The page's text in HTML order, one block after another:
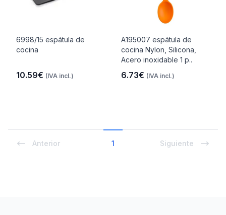
6998/15 espátula de
cocina
10.59€ (IVA incl.)
A195007 espátula de
cocina Nylon, Silicona,
Acero inoxidable 1 p..
6.73€ (IVA incl.)
Anterior 1 Siguiente